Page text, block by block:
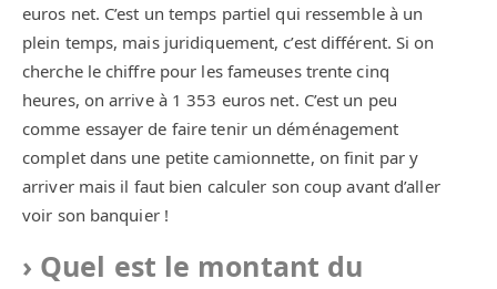
euros net. C’est un temps partiel qui ressemble à un
plein temps, mais juridiquement, c’est différent. Si on
cherche le chiffre pour les fameuses trente cinq
heures, on arrive à 1 353 euros net. C’est un peu
comme essayer de faire tenir un déménagement
complet dans une petite camionnette, on finit par y
arriver mais il faut bien calculer son coup avant d’aller
voir son banquier !
Quel est le montant du